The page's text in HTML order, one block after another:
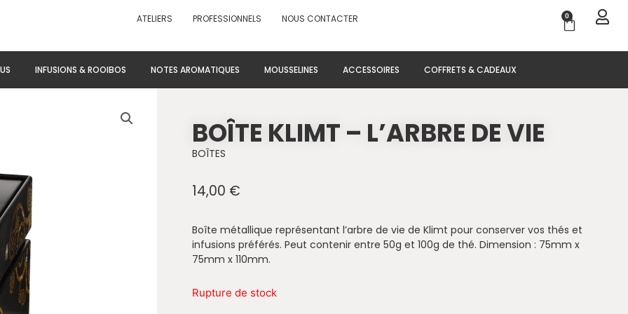
ATELIERS PROFESSIONNELS NOUS CONTACTER 0
Panier
INFUSIONS & ROOIBOS NOTES AROMATIQUES MOUSSELINES ACCESSOIRES COFFRETS & CADEAUX
BOÎTE KLIMT – L’ARBRE DE VIE
BOÎTES
14,00 €
Boîte métallique représentant l’arbre de vie de Klimt pour conserver vos thés et
infusions préférés. Peut contenir entre 50g et 100g de thé. Dimension : 75mm x
75mm x 110mm.
Rupture de stock